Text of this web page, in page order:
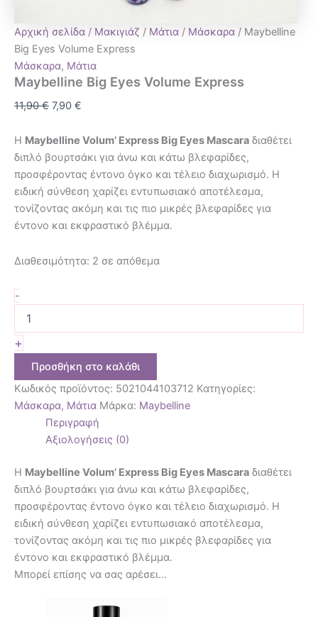
Αρχική σελίδα / Μακιγιάζ / Μάτια / Μάσκαρα / Maybelline
Big Eyes Volume Express
Μάσκαρα, Μάτια
Maybelline Big Eyes Volume Express
11,90€ 7,90 €
Η Maybelline Volum’ Express Big Eyes Mascara διαθέτει
διπλό βουρτσάκι για άνω και κάτω βλεφαρίδες,
προσφέροντας έντονο όγκο και τέλειο διαχωρισμό. Η
ειδική σύνθεση χαρίζει εντυπωσιακό αποτέλεσμα,
τονίζοντας ακόμη και τις πιο μικρές βλεφαρίδες για
έντονο και εκφραστικό βλέμμα.
Διαθεσιμότητα: 2 σε απόθεμα
-
+
Προσθήκη στο καλάθι
Κωδικός προϊόντος: 5021044103712 Κατηγορίες:
Μάσκαρα, Μάτια Μάρκα: Maybelline
Περιγραφή
Αξιολογήσεις (0)
Η Maybelline Volum’ Express Big Eyes Mascara διαθέτει
διπλό βουρτσάκι για άνω και κάτω βλεφαρίδες,
προσφέροντας έντονο όγκο και τέλειο διαχωρισμό. Η
ειδική σύνθεση χαρίζει εντυπωσιακό αποτέλεσμα,
τονίζοντας ακόμη και τις πιο μικρές βλεφαρίδες για
έντονο και εκφραστικό βλέμμα.
Μπορεί επίσης να σας αρέσει…